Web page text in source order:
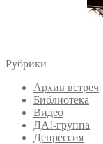
Рубрики
Архив встреч
Библиотека
Видео
ДА!-группа
Депрессия